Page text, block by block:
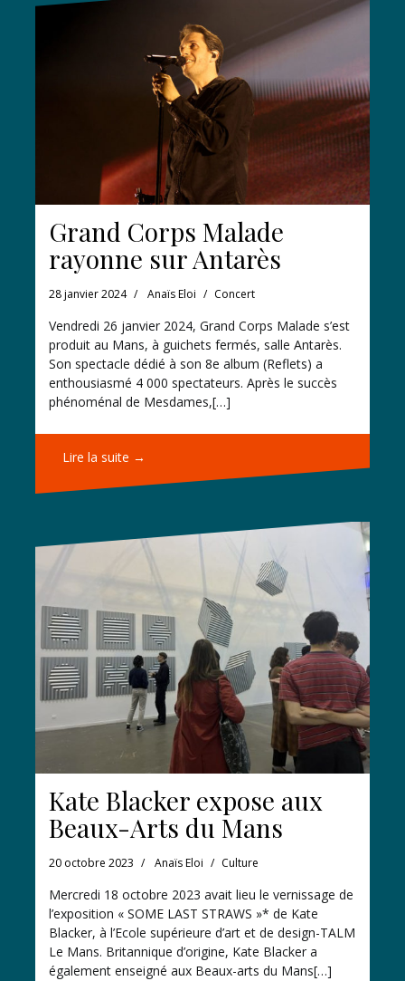
Grand Corps Malade
rayonne sur Antarès
28 janvier 2024 Anaïs Eloi Concert
Vendredi 26 janvier 2024, Grand Corps Malade s’est
produit au Mans, à guichets fermés, salle Antarès.
Son spectacle dédié à son 8e album (Reflets) a
enthousiasmé 4 000 spectateurs. Après le succès
phénoménal de Mesdames,[…]
Lire la suite →
Kate Blacker expose aux
Beaux-Arts du Mans
20 octobre 2023 Anaïs Eloi Culture
Mercredi 18 octobre 2023 avait lieu le vernissage de
l’exposition « SOME LAST STRAWS »* de Kate
Blacker, à l’Ecole supérieure d’art et de design-TALM
Le Mans. Britannique d’origine, Kate Blacker a
également enseigné aux Beaux-arts du Mans[…]